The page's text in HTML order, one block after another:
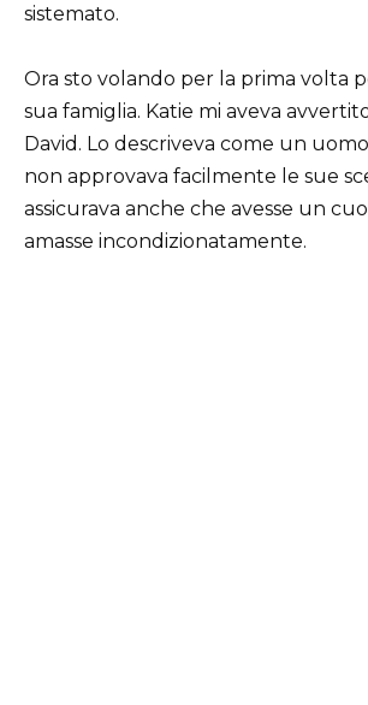
sistemato.
Ora sto volando per la prima volta
sua famiglia. Katie mi aveva
David. Lo descriveva come un
non approvava facilmente le sue
assicurava anche che avesse un
amasse incondizionatamente.